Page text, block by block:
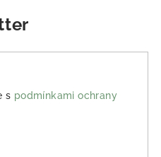
s podmínkami ochrany